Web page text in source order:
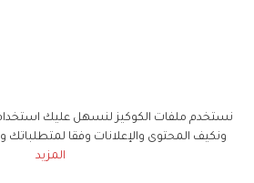
نستخدم ملفات الكوكيز لنسهل عليك استخدام
ونكيف المحتوى والإعلانات وفقا لمتطلباتك
المزيد